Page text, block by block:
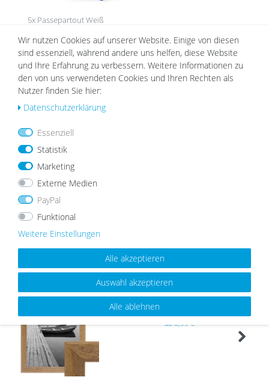
5x Passepartout Weiß
ab 9,99 €
Leidenschaft für Fotos seit 2009
Über 1 Mio. zufriedene Kunden
TOP-ARTIKEL
nsc
hlist
Holz-Bilderrahmen Strandhaus Eiche-Optik
ab 8,99 €
Wir nutzen Cookies auf unserer Website. Einige von diesen
sind essenziell, während andere uns helfen, diese Website
und Ihre Erfahrung zu verbessern. Weitere Informationen zu
den von uns verwendeten Cookies und Ihren Rechten als
Nutzer finden Sie hier:
Daten­schutz­erklärung
Essenziell
Statistik
Marketing
Externe Medien
PayPal
Funktional
Weitere Einstellungen
Alle akzeptieren
Auswahl akzeptieren
Alle ablehnen